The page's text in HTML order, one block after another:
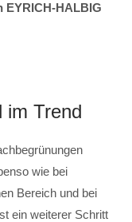
EYRICH-HALBIG
im Trend
wie bei
Bereich und bei
ein weiterer Schritt